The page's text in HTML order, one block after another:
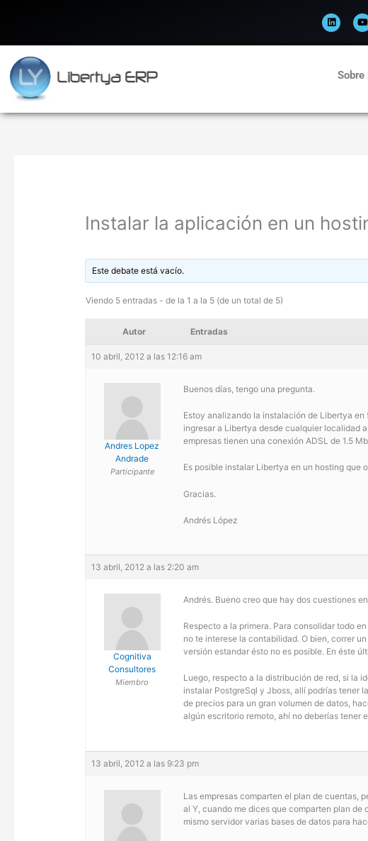
i
n
k
e
o
u
t
u
Sobre
Instalar la aplicación en un
Este debate está vacío.
Viendo 5 entradas - de la 1 a la 5 (de un total de 5)
Autor Entradas
10 abril, 2012 a las 12:16 am
Andres Lopez
Andrade
Participante
Buenos días, tengo una pregunta.
Estoy analizando la instalación de Libertya
ingresar a Libertya desde cualquier localidad
empresas tienen una conexión ADSL de 1.5
Es posible instalar Libertya en un hosting que
Gracias.
Andrés López
13 abril, 2012 a las 2:20 am
Cognitiva
Consultores
Miembro
Andrés. Bueno creo que hay dos cuestiones
Respecto a la primera. Para consolidar todo
no te interese la contabilidad. O bien, correr
versión estandar ésto no es posible. En éste
Luego, respecto a la distribución de red, si la
instalar PostgreSql y Jboss, allí podrías tener
de precios para un gran volumen de datos,
algún escritorio remoto, ahí no deberías tener
13 abril, 2012 a las 9:23 pm
Las empresas comparten el plan de cuentas,
al Y, cuando me dices que comparten plan de
mismo servidor varias bases de datos para